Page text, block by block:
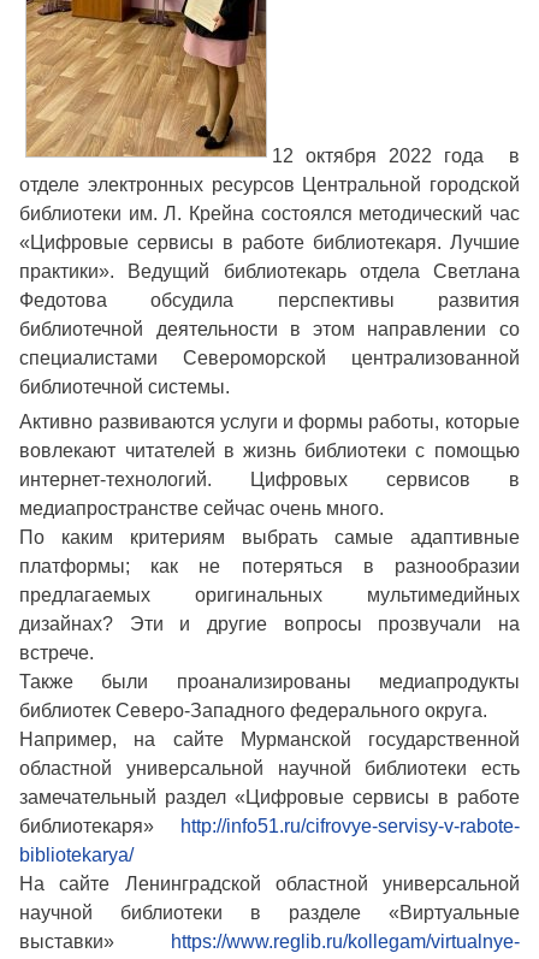
12 октября 2022 года в
отделе электронных ресурсов Центральной городской
библиотеки им. Л. Крейна состоялся методический час
«Цифровые сервисы в работе библиотекаря. Лучшие
практики». Ведущий библиотекарь отдела Светлана
Федотова обсудила перспективы развития
библиотечной деятельности в этом направлении со
специалистами Североморской централизованной
библиотечной системы.
Активно развиваются услуги и формы работы, которые
вовлекают читателей в жизнь библиотеки с помощью
интернет-технологий. Цифровых сервисов в
медиапространстве сейчас очень много.
По каким критериям выбрать самые адаптивные
платформы; как не потеряться в разнообразии
предлагаемых оригинальных мультимедийных
дизайнах? Эти и другие вопросы прозвучали на
встрече.
Также были проанализированы медиапродукты
библиотек Северо-Западного федерального округа.
Например, на сайте Мурманской государственной
областной универсальной научной библиотеки есть
замечательный раздел «Цифровые сервисы в работе
библиотекаря»
http://info51.ru/cifrovye-servisy-v-rabote-
bibliotekarya/
На сайте Ленинградской областной универсальной
научной библиотеки в разделе «Виртуальные
выставки»
https://www.reglib.ru/kollegam/virtualnye-